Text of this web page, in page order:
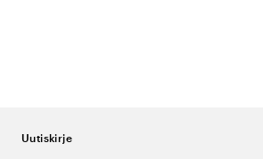
Uutiskirje